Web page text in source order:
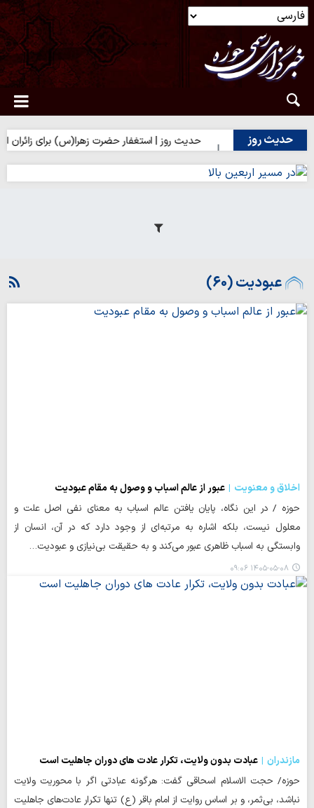
حدیث روز
تلخی حق حدیث روز | استغفار حضرت زهرا(س) برای زائران امام
عبودیت (60)
اخلاق و معنویت
عبور از عالم اسباب و وصول به مقام عبودیت
حوزه / در این نگاه، پایان یافتن عالم اسباب به معنای نفی اصل علت و
معلول نیست، بلکه اشاره به مرتبه‌ای از وجود دارد که در آن، انسان از
وابستگی به اسباب ظاهری عبور می‌کند و به حقیقت بی‌نیازی و عبودیت…
۱۴۰۵-۰۵-۰۸ ۰۹:۰۶
مازندران
عبادت بدون ولایت، تکرار عادت های دوران جاهلیت است
حوزه/ حجت الاسلام اسحاقی گفت: هرگونه عبادتی اگر با محوریت ولایت
نباشد، بی‌ثمر، و بر اساس روایت از امام باقر (ع) تنها تکرار عادت‌های جاهلیت